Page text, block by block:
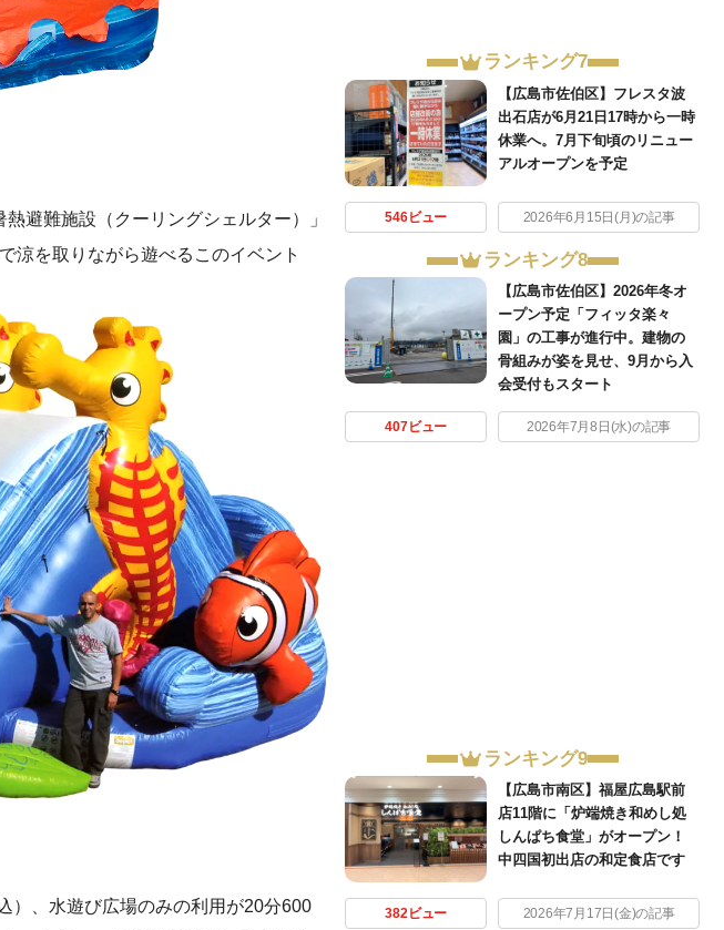
避難施設（クーリングシェルター）」
涼を取りながら遊べるこのイベント
）、水遊び広場のみの利用が20分600
ランキング7
【広島市佐伯区】フレスタ波
出石店が6月21日17時から一時
休業へ。7月下旬頃のリニュー
アルオープンを予定
546ビュー 2026年6月15日(月)の記事
ランキング8
【広島市佐伯区】2026年冬オ
ープン予定「フィッタ楽々
園」の工事が進行中。建物の
骨組みが姿を見せ、9月から入
会受付もスタート
407ビュー 2026年7月8日(水)の記事
ランキング9
【広島市南区】福屋広島駅前
店11階に「炉端焼き和めし処
しんぱち食堂」がオープン！
中四国初出店の和定食店です
382ビュー 2026年7月17日(金)の記事